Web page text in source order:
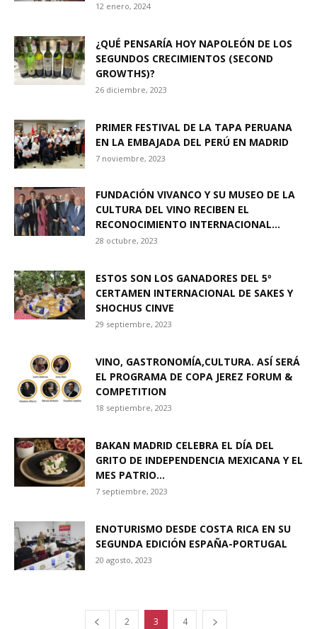
12 enero, 2024
¿QUÉ PENSARÍA HOY NAPOLEÓN DE LOS
SEGUNDOS CRECIMIENTOS (SECOND
GROWTHS)?
26 diciembre, 2023
PRIMER FESTIVAL DE LA TAPA PERUANA
EN LA EMBAJADA DEL PERÚ EN MADRID
7 noviembre, 2023
FUNDACIÓN VIVANCO Y SU MUSEO DE LA
CULTURA DEL VINO RECIBEN EL
RECONOCIMIENTO INTERNACIONAL...
28 octubre, 2023
ESTOS SON LOS GANADORES DEL 5º
CERTAMEN INTERNACIONAL DE SAKES Y
SHOCHUS CINVE
29 septiembre, 2023
VINO, GASTRONOMÍA,CULTURA. ASÍ SERÁ
EL PROGRAMA DE COPA JEREZ FORUM &
COMPETITION
18 septiembre, 2023
BAKAN MADRID CELEBRA EL DÍA DEL
GRITO DE INDEPENDENCIA MEXICANA Y EL
MES PATRIO...
7 septiembre, 2023
ENOTURISMO DESDE COSTA RICA EN SU
SEGUNDA EDICIÓN ESPAÑA-PORTUGAL
20 agosto, 2023
2 3 4